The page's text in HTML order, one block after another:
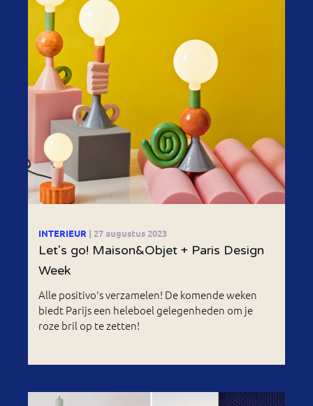
INTERIEUR | 27 augustus 2023
Let's go! Maison&Objet + Paris Design
Week
Alle positivo's verzamelen! De komende weken
biedt Parijs een heleboel gelegenheden om je
roze bril op te zetten!